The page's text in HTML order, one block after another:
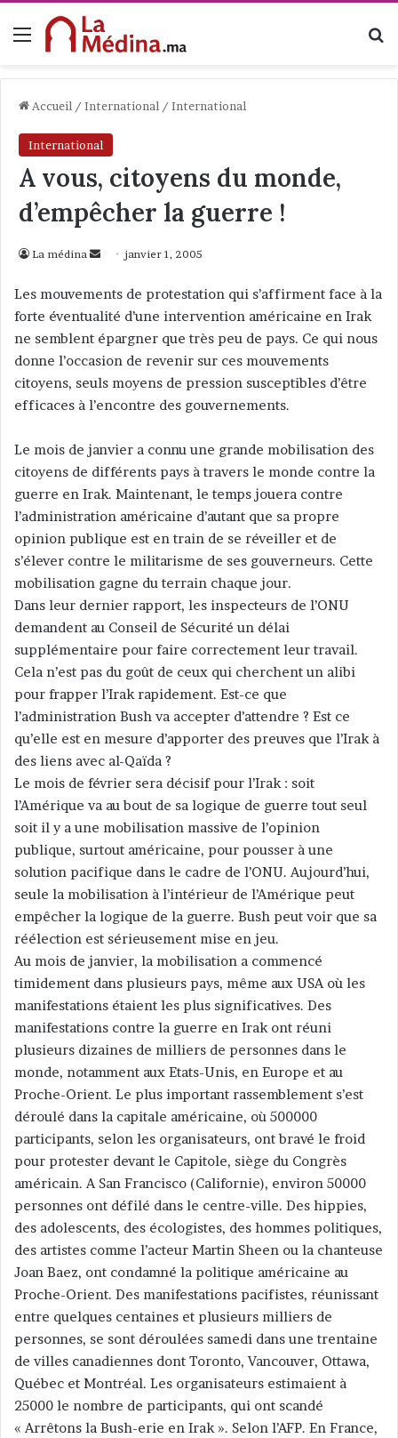
Menu
Accueil / International / International
International
A vous, citoyens du monde,
d’empêcher la guerre !
La médina
v
o
y
e
r
u
c
o
u
r
janvier 1, 2005
Les mouvements de protestation qui s’affirment face à la
forte éventualité d’une intervention américaine en Irak
ne semblent épargner que très peu de pays. Ce qui nous
donne l’occasion de revenir sur ces mouvements
citoyens, seuls moyens de pression susceptibles d’être
efficaces à l’encontre des gouvernements.
Le mois de janvier a connu une grande mobilisation des
citoyens de différents pays à travers le monde contre la
guerre en Irak. Maintenant, le temps jouera contre
l’administration américaine d’autant que sa propre
opinion publique est en train de se réveiller et de
s’élever contre le militarisme de ses gouverneurs. Cette
mobilisation gagne du terrain chaque jour.
Dans leur dernier rapport, les inspecteurs de l’ONU
demandent au Conseil de Sécurité un délai
supplémentaire pour faire correctement leur travail.
Cela n’est pas du goût de ceux qui cherchent un alibi
pour frapper l’Irak rapidement. Est-ce que
l’administration Bush va accepter d’attendre ? Est ce
qu’elle est en mesure d’apporter des preuves que l’Irak à
des liens avec al-Qaïda ?
Le mois de février sera décisif pour l’Irak : soit
l’Amérique va au bout de sa logique de guerre tout seul
soit il y a une mobilisation massive de l’opinion
publique, surtout américaine, pour pousser à une
solution pacifique dans le cadre de l’ONU. Aujourd’hui,
seule la mobilisation à l’intérieur de l’Amérique peut
empêcher la logique de la guerre. Bush peut voir que sa
réélection est sérieusement mise en jeu.
Au mois de janvier, la mobilisation a commencé
timidement dans plusieurs pays, même aux USA où les
manifestations étaient les plus significatives. Des
manifestations contre la guerre en Irak ont réuni
plusieurs dizaines de milliers de personnes dans le
monde, notamment aux Etats-Unis, en Europe et au
Proche-Orient. Le plus important rassemblement s’est
déroulé dans la capitale américaine, où 500000
participants, selon les organisateurs, ont bravé le froid
pour protester devant le Capitole, siège du Congrès
américain. A San Francisco (Californie), environ 50000
personnes ont défilé dans le centre-ville. Des hippies,
des adolescents, des écologistes, des hommes politiques,
des artistes comme l’acteur Martin Sheen ou la chanteuse
Joan Baez, ont condamné la politique américaine au
Proche-Orient. Des manifestations pacifistes, réunissant
entre quelques centaines et plusieurs milliers de
personnes, se sont déroulées samedi dans une trentaine
de villes canadiennes dont Toronto, Vancouver, Ottawa,
Québec et Montréal. Les organisateurs estimaient à
25000 le nombre de participants, qui ont scandé
« Arrêtons la Bush-erie en Irak ». Selon l’AFP. En France,